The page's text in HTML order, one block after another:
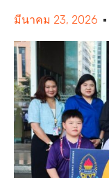
มีนาคม 23, 2026